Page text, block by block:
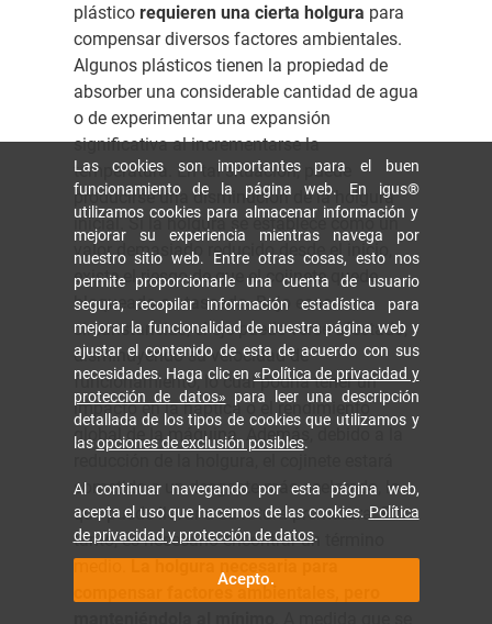
plástico requieren una cierta holgura para
compensar diversos factores ambientales.
Algunos plásticos tienen la propiedad de
absorber una considerable cantidad de agua
o de experimentar una expansión
significativa al incrementarse la
temperatura. En tal situación, puede
producirse una disminución de la holgura
inicial. Si la holgura se establece como un
valor demasiado reducido desde el inicio,
existe el riesgo de que el cojinete quede
bloqueado o atascado. Bajo esas
circunstancias, el eje puede verse afectado,
disminuyendo su velocidad de
funcionamiento, lo cual podría tener un
impacto en la háptica o el rendimiento
global de la máquina. Además, debido a la
sometido a un desgaste más acelerado, lo
que puede llevar a su rotura prematura. Por
tanto, es necesario encontrar un término
medio.
compensar factores ambientales, pero
Las cookies son importantes para el buen
funcionamiento de la página web. En igus®
utilizamos cookies para almacenar información y
mejorar su experiencia mientras navega por
nuestro sitio web. Entre otras cosas, esto nos
permite proporcionarle una cuenta de usuario
segura, recopilar información estadística para
mejorar la funcionalidad de nuestra página web y
ajustar el contenido de esta de acuerdo con sus
necesidades. Haga clic en «Política de privacidad y
protección de datos» para leer una descripción
detallada de los tipos de cookies que utilizamos y
lasopciones de exclusión posibles.
Al continuar navegando por esta página web,
acepta el uso que hacemos de las cookies. Política
de privacidad y protección de datos.
Acepto.